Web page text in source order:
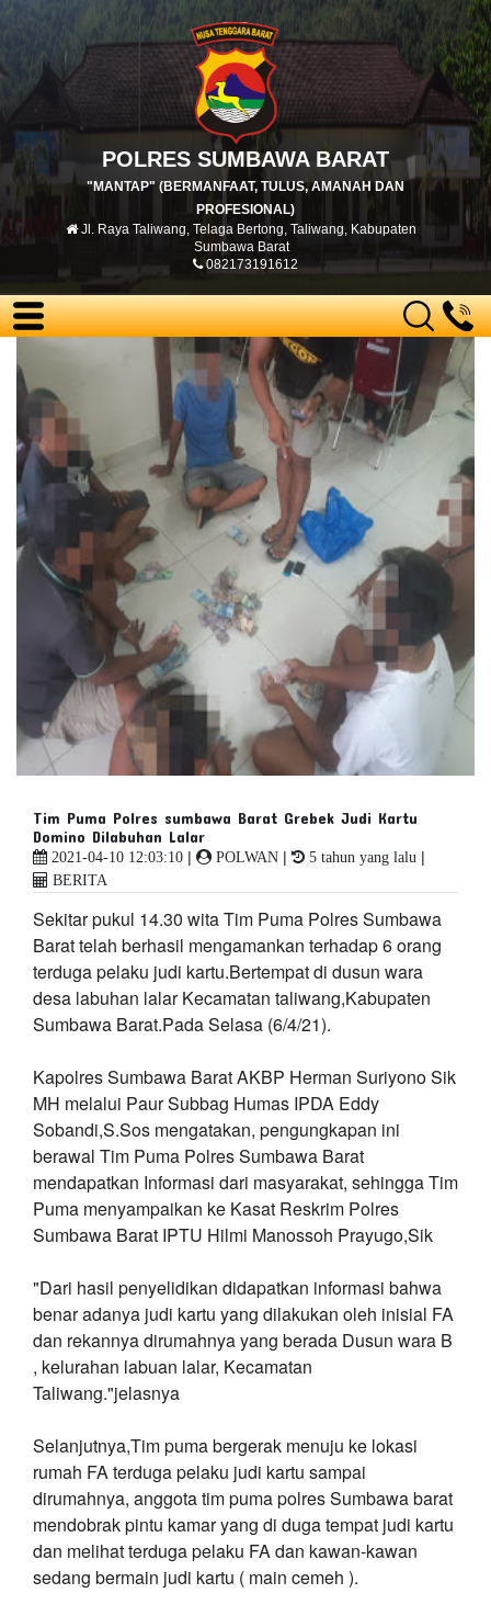
POLRES SUMBAWA BARAT
"MANTAP" (BERMANFAAT, TULUS, AMANAH DAN
PROFESIONAL)
Jl. Raya Taliwang, Telaga Bertong, Taliwang, Kabupaten
Sumbawa Barat
082173191612
Tim Puma Polres sumbawa Barat Grebek Judi Kartu
Domino Dilabuhan Lalar
2021-04-10 12:03:10 | POLWAN | 5 tahun yang lalu |
BERITA
Sekitar pukul 14.30 wita Tim Puma Polres Sumbawa
Barat telah berhasil mengamankan terhadap 6 orang
terduga pelaku judi kartu.Bertempat di dusun wara
desa labuhan lalar Kecamatan taliwang,Kabupaten
Sumbawa Barat.Pada Selasa (6/4/21).
Kapolres Sumbawa Barat AKBP Herman Suriyono Sik
MH melalui Paur Subbag Humas IPDA Eddy
Sobandi,S.Sos mengatakan, pengungkapan ini
berawal Tim Puma Polres Sumbawa Barat
mendapatkan Informasi dari masyarakat, sehingga Tim
Puma menyampaikan ke Kasat Reskrim Polres
Sumbawa Barat IPTU Hilmi Manossoh Prayugo,Sik
"Dari hasil penyelidikan didapatkan informasi bahwa
benar adanya judi kartu yang dilakukan oleh inisial FA
dan rekannya dirumahnya yang berada Dusun wara B
, kelurahan labuan lalar, Kecamatan
Taliwang."jelasnya
Selanjutnya,Tim puma bergerak menuju ke lokasi
rumah FA terduga pelaku judi kartu sampai
dirumahnya, anggota tim puma polres Sumbawa barat
mendobrak pintu kamar yang di duga tempat judi kartu
dan melihat terduga pelaku FA dan kawan-kawan
sedang bermain judi kartu ( main cemeh ).